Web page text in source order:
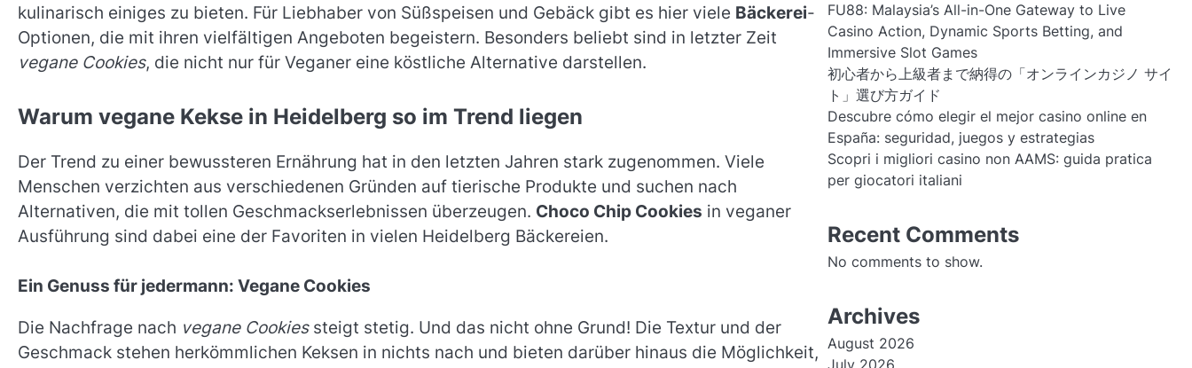
kulinarisch einiges zu bieten. Für Liebhaber von Süßspeisen und Gebäck gibt es hier viele Bäckerei-
Optionen, die mit ihren vielfältigen Angeboten begeistern. Besonders beliebt sind in letzter Zeit
vegane Cookies, die nicht nur für Veganer eine köstliche Alternative darstellen.
Warum vegane Kekse in Heidelberg so im Trend liegen
Der Trend zu einer bewussteren Ernährung hat in den letzten Jahren stark zugenommen. Viele
Menschen verzichten aus verschiedenen Gründen auf tierische Produkte und suchen nach
Alternativen, die mit tollen Geschmackserlebnissen überzeugen. Choco Chip Cookies in veganer
Ausführung sind dabei eine der Favoriten in vielen Heidelberg Bäckereien.
Ein Genuss für jedermann: Vegane Cookies
Die Nachfrage nach vegane Cookiessteigt stetig. Und das nicht ohne Grund! Die Textur und der
Geschmack stehen herkömmlichen Keksen in nichts nach und bieten darüber hinaus die Möglichkeit,
FU88: Malaysia’s All-in-One Gateway to Live
Casino Action, Dynamic Sports Betting, and
Immersive Slot Games
初心者から上級者まで納得の「オンラインカジノ サイ
ト」選び方ガイド
Descubre cómo elegir el mejor casino online en
España: seguridad, juegos y estrategias
Scopri i migliori casino non AAMS: guida pratica
per giocatori italiani
Recent Comments
No comments to show.
Archives
August 2026
July 2026